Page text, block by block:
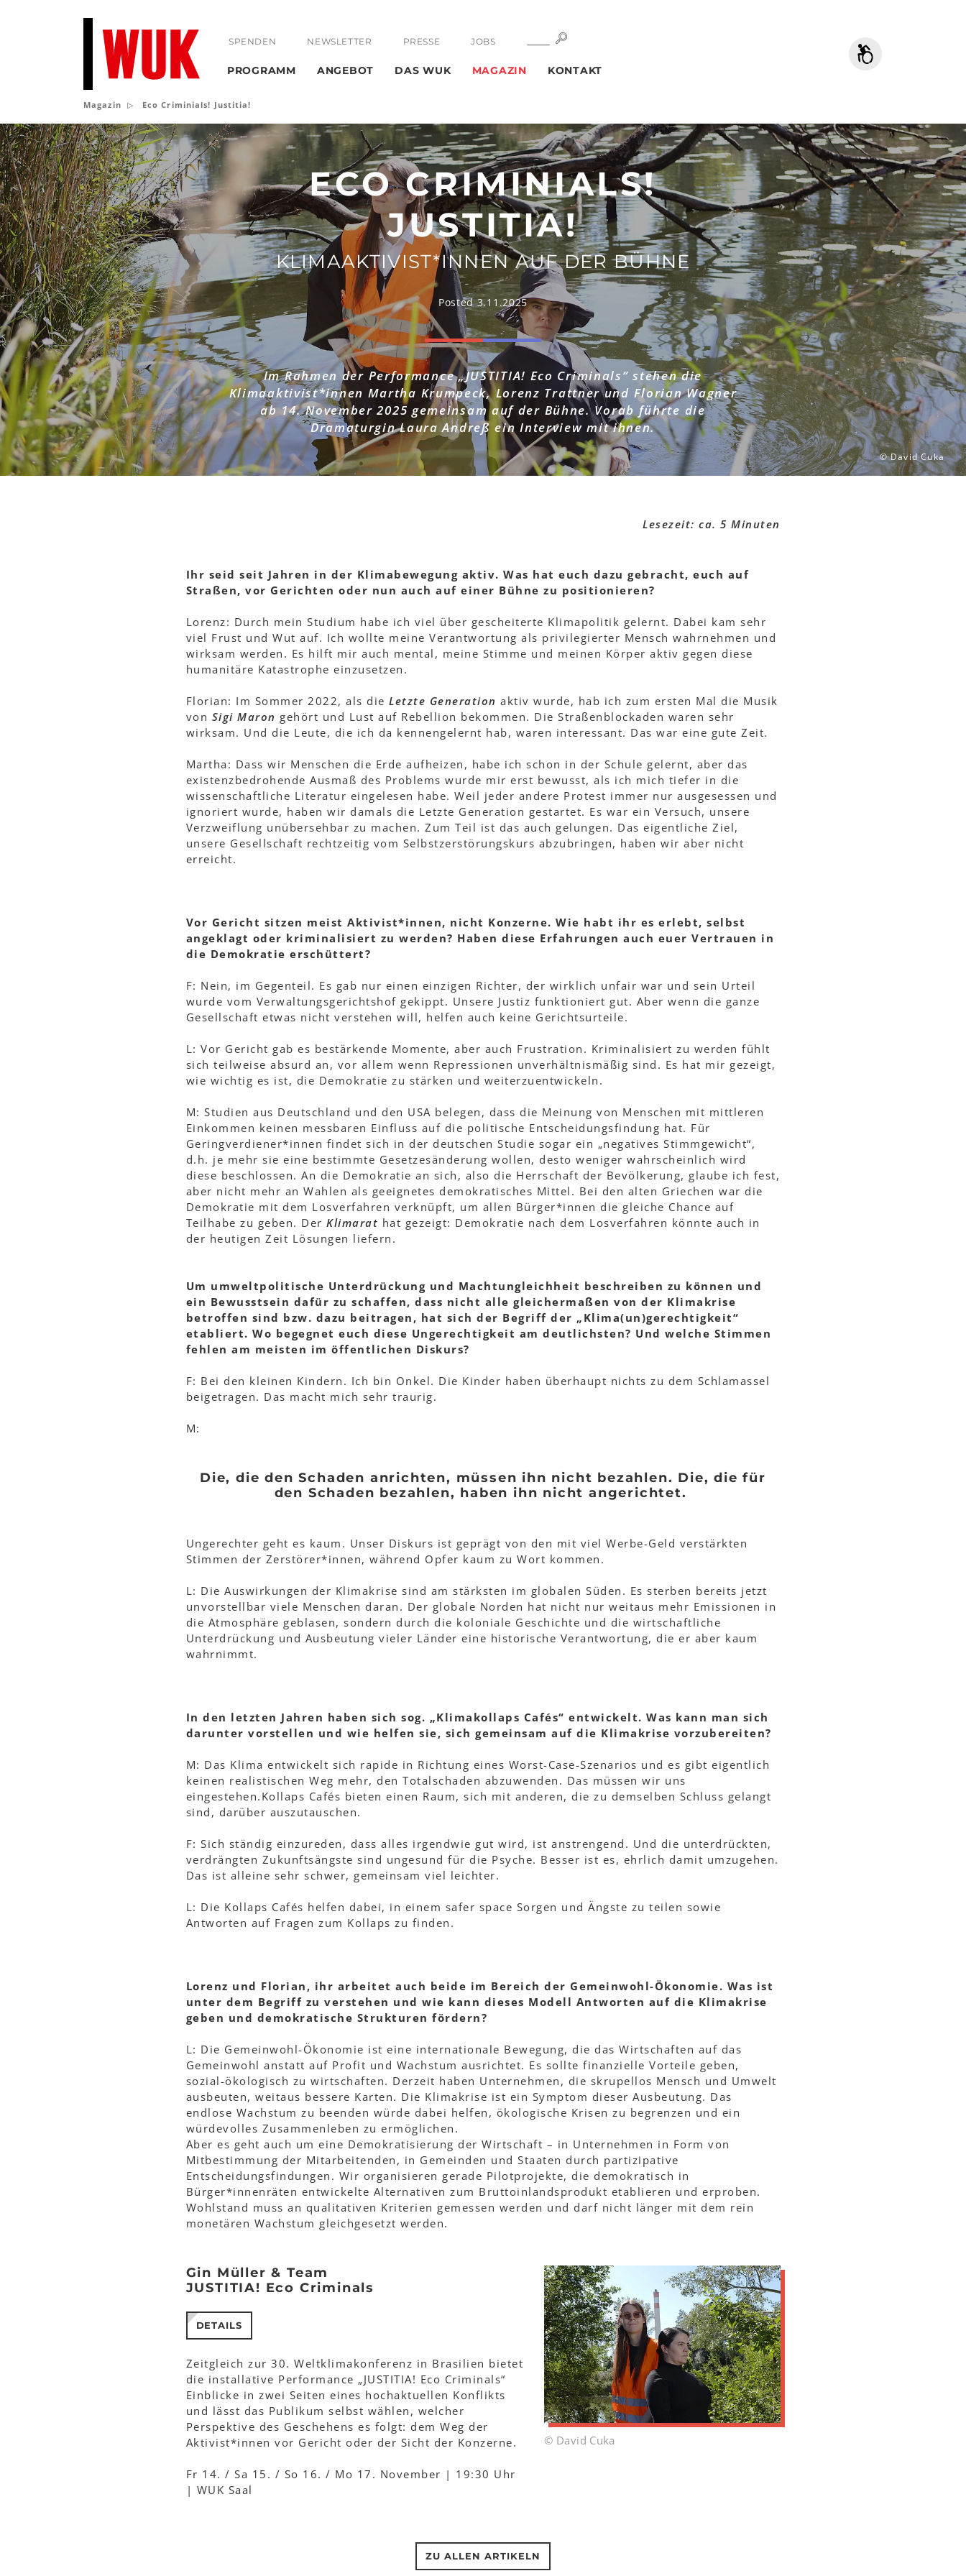
SPENDEN NEWSLETTER PRESSE JOBS SUCHE
PROGRAMM ANGEBOT DAS WUK MAGAZIN KONTAKT
Magazin Eco Criminials! Justitia!
Eco
Criminials!
Justitia!
© David Cuka
ECO CRIMINIALS!
JUSTITIA!
KLIMAAKTIVIST*INNEN AUF DER BÜHNE
Posted 3.11.2025
Im Rahmen der Performance „JUSTITIA! Eco Criminals“ stehen die
Klimaaktivist*innen Martha Krumpeck, Lorenz Trattner und Florian Wagner
ab 14. November 2025 gemeinsam auf der Bühne. Vorab führte die
Dramaturgin Laura Andreß ein Interview mit ihnen.
Lesezeit: ca. 5 Minuten
Ihr seid seit Jahren in der Klimabewegung aktiv. Was hat euch dazu gebracht, euch auf
Straßen, vor Gerichten oder nun auch auf einer Bühne zu positionieren?
Lorenz: Durch mein Studium habe ich viel über gescheiterte Klimapolitik gelernt. Dabei kam sehr
viel Frust und Wut auf. Ich wollte meine Verantwortung als privilegierter Mensch wahrnehmen und
wirksam werden. Es hilft mir auch mental, meine Stimme und meinen Körper aktiv gegen diese
humanitäre Katastrophe einzusetzen.
Florian: Im Sommer 2022, als die Letzte Generation aktiv wurde, hab ich zum ersten Mal die Musik
von Sigi Maron gehört und Lust auf Rebellion bekommen. Die Straßenblockaden waren sehr
wirksam. Und die Leute, die ich da kennengelernt hab, waren interessant. Das war eine gute Zeit.
Martha: Dass wir Menschen die Erde aufheizen, habe ich schon in der Schule gelernt, aber das
existenzbedrohende Ausmaß des Problems wurde mir erst bewusst, als ich mich tiefer in die
wissenschaftliche Literatur eingelesen habe. Weil jeder andere Protest immer nur ausgesessen und
ignoriert wurde, haben wir damals die Letzte Generation gestartet. Es war ein Versuch, unsere
Verzweiflung unübersehbar zu machen. Zum Teil ist das auch gelungen. Das eigentliche Ziel,
unsere Gesellschaft rechtzeitig vom Selbstzerstörungskurs abzubringen, haben wir aber nicht
erreicht.
Vor Gericht sitzen meist Aktivist*innen, nicht Konzerne. Wie habt ihr es erlebt, selbst
angeklagt oder kriminalisiert zu werden? Haben diese Erfahrungen auch euer Vertrauen in
die Demokratie erschüttert?
F: Nein, im Gegenteil. Es gab nur einen einzigen Richter, der wirklich unfair war und sein Urteil
wurde vom Verwaltungsgerichtshof gekippt. Unsere Justiz funktioniert gut. Aber wenn die ganze
Gesellschaft etwas nicht verstehen will, helfen auch keine Gerichtsurteile.
L: Vor Gericht gab es bestärkende Momente, aber auch Frustration. Kriminalisiert zu werden fühlt
sich teilweise absurd an, vor allem wenn Repressionen unverhältnismäßig sind. Es hat mir gezeigt,
wie wichtig es ist, die Demokratie zu stärken und weiterzuentwickeln.
M: Studien aus Deutschland und den USA belegen, dass die Meinung von Menschen mit mittleren
Einkommen keinen messbaren Einfluss auf die politische Entscheidungsfindung hat. Für
Geringverdiener*innen findet sich in der deutschen Studie sogar ein „negatives Stimmgewicht“,
d.h. je mehr sie eine bestimmte Gesetzesänderung wollen, desto weniger wahrscheinlich wird
diese beschlossen. An die Demokratie an sich, also die Herrschaft der Bevölkerung, glaube ich fest,
aber nicht mehr an Wahlen als geeignetes demokratisches Mittel. Bei den alten Griechen war die
Demokratie mit dem Losverfahren verknüpft, um allen Bürger*innen die gleiche Chance auf
Teilhabe zu geben. Der Klimarat hat gezeigt: Demokratie nach dem Losverfahren könnte auch in
der heutigen Zeit Lösungen liefern.
Um umweltpolitische Unterdrückung und Machtungleichheit beschreiben zu können und
ein Bewusstsein dafür zu schaffen, dass nicht alle gleichermaßen von der Klimakrise
betroffen sind bzw. dazu beitragen, hat sich der Begriff der „Klima(un)gerechtigkeit“
etabliert. Wo begegnet euch diese Ungerechtigkeit am deutlichsten? Und welche Stimmen
fehlen am meisten im öffentlichen Diskurs?
F: Bei den kleinen Kindern. Ich bin Onkel. Die Kinder haben überhaupt nichts zu dem Schlamassel
beigetragen. Das macht mich sehr traurig.
M:
Die, die den Schaden anrichten, müssen ihn nicht bezahlen. Die, die für
den Schaden bezahlen, haben ihn nicht angerichtet.
Ungerechter geht es kaum. Unser Diskurs ist geprägt von den mit viel Werbe-Geld verstärkten
Stimmen der Zerstörer*innen, während Opfer kaum zu Wort kommen.
L: Die Auswirkungen der Klimakrise sind am stärksten im globalen Süden. Es sterben bereits jetzt
unvorstellbar viele Menschen daran. Der globale Norden hat nicht nur weitaus mehr Emissionen in
die Atmosphäre geblasen, sondern durch die koloniale Geschichte und die wirtschaftliche
Unterdrückung und Ausbeutung vieler Länder eine historische Verantwortung, die er aber kaum
wahrnimmt.
In den letzten Jahren haben sich sog. „Klimakollaps Cafés“ entwickelt. Was kann man sich
darunter vorstellen und wie helfen sie, sich gemeinsam auf die Klimakrise vorzubereiten?
M: Das Klima entwickelt sich rapide in Richtung eines Worst-Case-Szenarios und es gibt eigentlich
keinen realistischen Weg mehr, den Totalschaden abzuwenden. Das müssen wir uns
eingestehen.Kollaps Cafés bieten einen Raum, sich mit anderen, die zu demselben Schluss gelangt
sind, darüber auszutauschen.
F: Sich ständig einzureden, dass alles irgendwie gut wird, ist anstrengend. Und die unterdrückten,
verdrängten Zukunftsängste sind ungesund für die Psyche. Besser ist es, ehrlich damit umzugehen.
Das ist alleine sehr schwer, gemeinsam viel leichter.
L: Die Kollaps Cafés helfen dabei, in einem safer space Sorgen und Ängste zu teilen sowie
Antworten auf Fragen zum Kollaps zu finden.
Lorenz und Florian, ihr arbeitet auch beide im Bereich der Gemeinwohl-Ökonomie. Was ist
unter dem Begriff zu verstehen und wie kann dieses Modell Antworten auf die Klimakrise
geben und demokratische Strukturen fördern?
L: Die Gemeinwohl-Ökonomie ist eine internationale Bewegung, die das Wirtschaften auf das
Gemeinwohl anstatt auf Profit und Wachstum ausrichtet. Es sollte finanzielle Vorteile geben,
sozial-ökologisch zu wirtschaften. Derzeit haben Unternehmen, die skrupellos Mensch und Umwelt
ausbeuten, weitaus bessere Karten. Die Klimakrise ist ein Symptom dieser Ausbeutung. Das
endlose Wachstum zu beenden würde dabei helfen, ökologische Krisen zu begrenzen und ein
würdevolles Zusammenleben zu ermöglichen.
Aber es geht auch um eine Demokratisierung der Wirtschaft – in Unternehmen in Form von
Mitbestimmung der Mitarbeitenden, in Gemeinden und Staaten durch partizipative
Entscheidungsfindungen. Wir organisieren gerade Pilotprojekte, die demokratisch in
Bürger*innenräten entwickelte Alternativen zum Bruttoinlandsprodukt etablieren und erproben.
Wohlstand muss an qualitativen Kriterien gemessen werden und darf nicht länger mit dem rein
monetären Wachstum gleichgesetzt werden.
Gin Müller & Team
JUSTITIA! Eco Criminals
DETAILS
Zeitgleich zur 30. Weltklimakonferenz in Brasilien bietet
die installative Performance „JUSTITIA! Eco Criminals“
Einblicke in zwei Seiten eines hochaktuellen Konflikts
und lässt das Publikum selbst wählen, welcher
Perspektive des Geschehens es folgt: dem Weg der
Aktivist*innen vor Gericht oder der Sicht der Konzerne.
Fr 14. / Sa 15. / So 16. / Mo 17. November | 19:30 Uhr
| WUK Saal
© David Cuka
ZU ALLEN ARTIKELN